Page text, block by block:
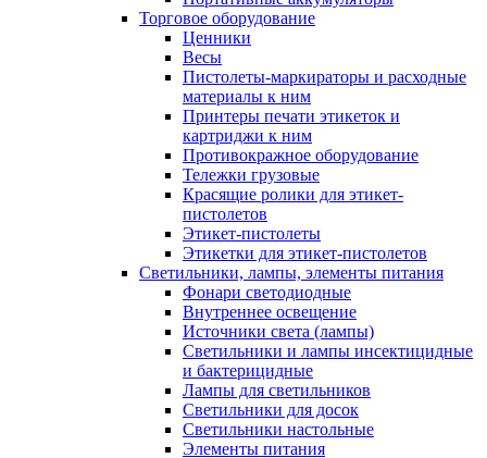
Торговое оборудование
Ценники
Весы
Пистолеты-маркираторы и расходные
материалы к ним
Принтеры печати этикеток и
картриджи к ним
Противокражное оборудование
Тележки грузовые
Красящие ролики для этикет-
пистолетов
Этикет-пистолеты
Этикетки для этикет-пистолетов
Светильники, лампы, элементы питания
Фонари светодиодные
Внутреннее освещение
Источники света (лампы)
Светильники и лампы инсектицидные
и бактерицидные
Лампы для светильников
Светильники для досок
Светильники настольные
Элементы питания